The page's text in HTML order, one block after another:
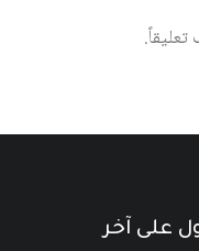
على آخر